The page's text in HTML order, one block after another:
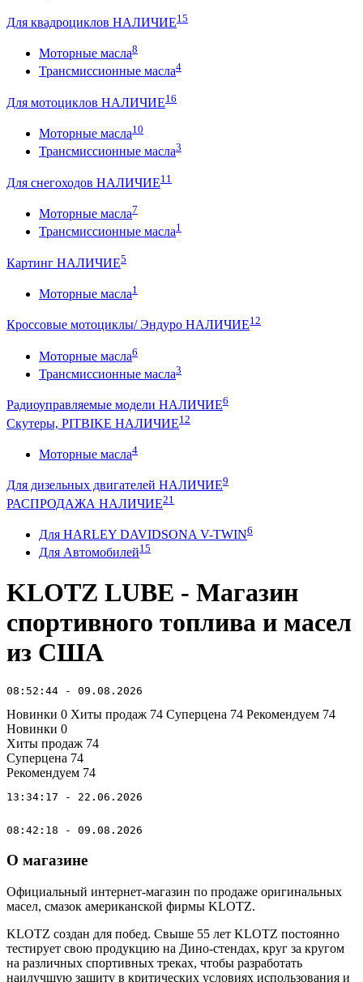
Для квадроциклов НАЛИЧИЕ15
Моторные масла8
Трансмиссионные масла4
Для мотоциклов НАЛИЧИЕ16
Моторные масла10
Трансмиссионные масла3
Для снегоходов НАЛИЧИЕ11
Моторные масла7
Трансмиссионные масла1
Картинг НАЛИЧИЕ5
Моторные масла1
Кроссовые мотоциклы/ Эндуро НАЛИЧИЕ12
Моторные масла6
Трансмиссионные масла3
Радиоуправляемые модели НАЛИЧИЕ6
Скутеры, PITBIKE НАЛИЧИЕ12
Моторные масла4
Для дизельных двигателей НАЛИЧИЕ9
РАСПРОДАЖА НАЛИЧИЕ21
Для HARLEY DAVIDSONA V-TWIN6
Для Автомобилей15
KLOTZ LUBE - Магазин
спортивного топлива и масел
из США
08:52:44 - 09.08.2026
Новинки 0 Хиты продаж 74 Суперцена 74 Рекомендуем 74
Новинки 0
Хиты продаж 74
Суперцена 74
Рекомендуем 74
13:34:17 - 22.06.2026
08:42:18 - 09.08.2026
О магазине
Официальный интернет-магазин по продаже оригинальных
масел, смазок американской фирмы KLOTZ.
KLOTZ создан для побед. Свыше 55 лет KLOTZ постоянно
тестирует свою продукцию на Дино-стендах, круг за кругом
на различных спортивных треках, чтобы разработать
наилучшую защиту в критических условиях использования и